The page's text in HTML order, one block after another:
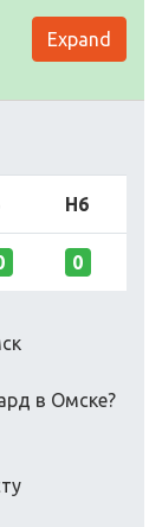
Expand
H6
0
в Омске?